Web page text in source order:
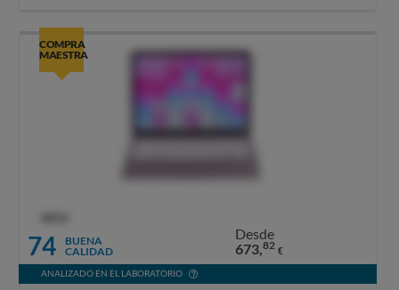
COMPRA
MAESTRA
74
BUENA
CALIDAD
Desde
673,82 €
ANALIZADO EN EL LABORATORIO